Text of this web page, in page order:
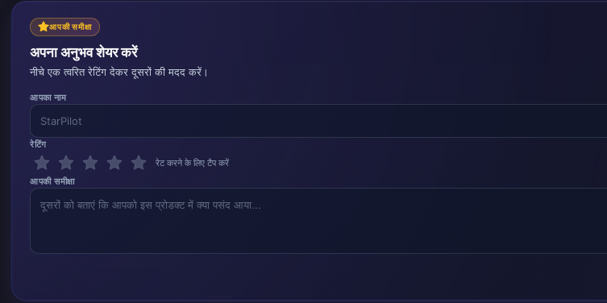
आपकी समीक्षा
अपना अनुभव शेयर करें
नीचे एक त्वरित रेटिंग देकर दूसरों की मदद करें।
आपका नाम
रेटिंग
रेट करने के लिए टैप करें
आपकी समीक्षा